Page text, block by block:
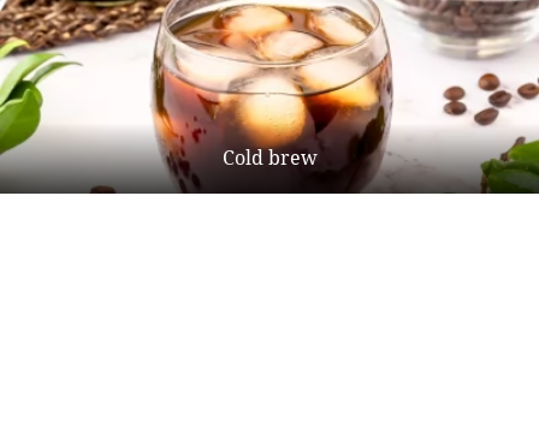
Cold brew